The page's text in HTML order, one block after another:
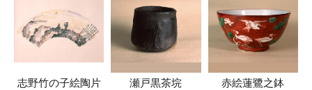
志野竹の子絵陶片
瀬戸黒茶垸 赤絵蓮鷺之鉢